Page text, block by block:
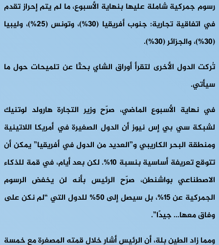
رسوم جمركية شاملة عليها بنهاية الأسبوع، ما لم يتم إحراز تقدم
في اتفاقية تجارية: جنوب أفريقيا (30%)، وتونس (25%)، وليبيا
(30%)، والجزائر (30%).
تُركت الدول الأخرى لتقرأ أوراق الشاي بحثًا عن تلميحات حول ما
سيأتي.
في نهاية الأسبوع الماضي، صرّح وزير التجارة هارولد لوتنيك
لشبكة سي بي إس نيوز أن الدول الصغيرة في أمريكا اللاتينية
ومنطقة البحر الكاريبي و”العديد من الدول في أفريقيا” يمكن أن
تتوقع تعريفة أساسية بنسبة 10%. لكن بعد أيام، في قمة للذكاء
الاصطناعي بواشنطن، صرّح الرئيس بأنه لن يخفض الرسوم
الجمركية عن 15%، بل سيصل إلى 50% للدول التي “لم نكن على
وفاق معها… جيدًا”.
ومما زاد الطين بلة، أن الرئيس أشار خلال قمته المصغرة مع خمسة